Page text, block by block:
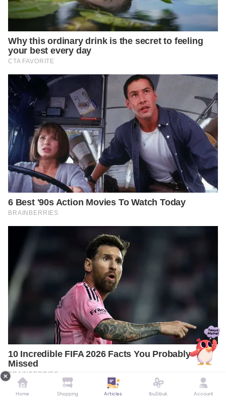
Home Shopping Articles IbuSibuk Account